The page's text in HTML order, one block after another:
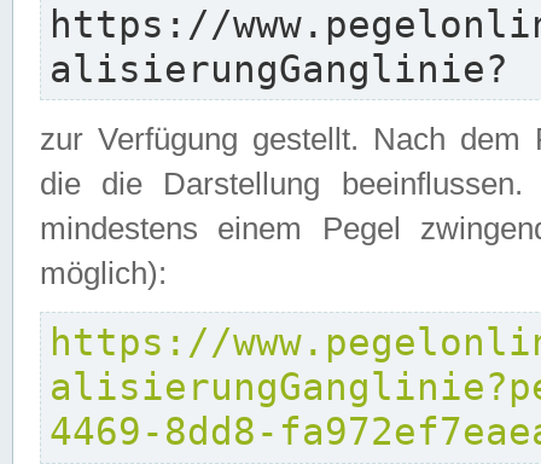
https://
alisierungGanglinie?
zur Verfügung gestellt. Nach dem
die die Darstellung
mindestens einem Pegel
möglich):
https://
4469-8dd8-